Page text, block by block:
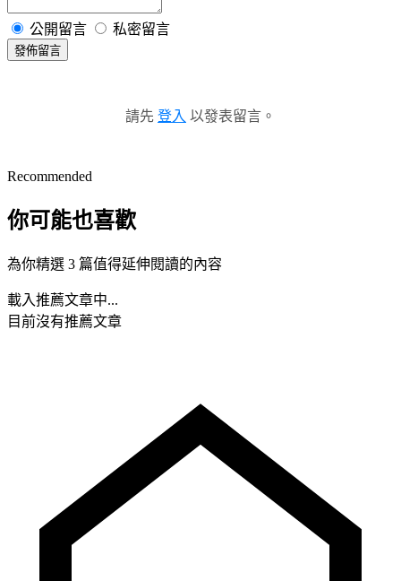
公開留言 私密留言
發佈留言
請先 登入 以發表留言。
Recommended
你可能也喜歡
為你精選 3 篇值得延伸閱讀的內容
載入推薦文章中...
目前沒有推薦文章